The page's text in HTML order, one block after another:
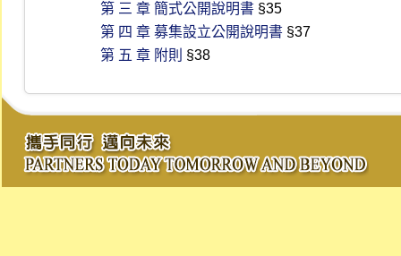
第 三 章 簡式公開說明書 §35
第 四 章 募集設立公開說明書 §37
第 五 章 附則 §38